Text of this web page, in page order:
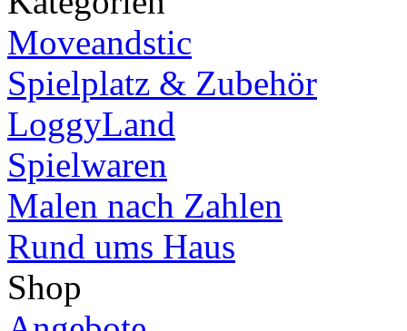
Moveandstic
Spielplatz & Zubehör
LoggyLand
Spielwaren
Malen nach Zahlen
Rund ums Haus
Shop